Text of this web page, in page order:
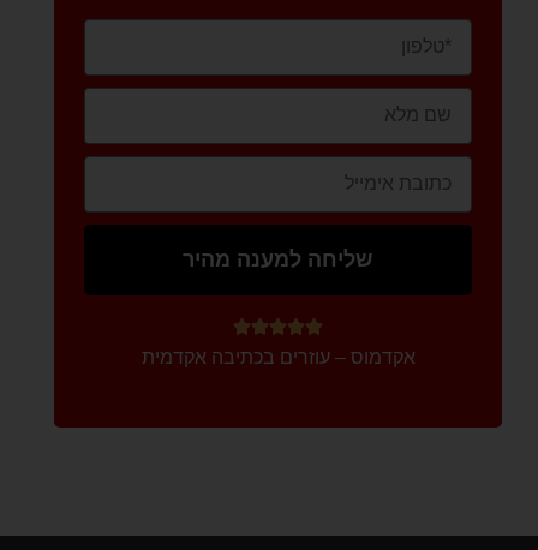
שליחה למענה מהיר





אקדמוס – עוזרים בכתיבה אקדמית